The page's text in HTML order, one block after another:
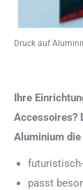
Druck auf
Ihre
Accessoires?
Aluminium
passt